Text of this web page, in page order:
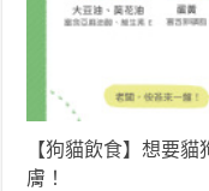
【狗貓飲食】想要
膚！